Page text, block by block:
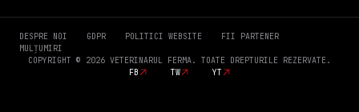
DESPRE NOI GDPR POLITICI WEBSITE
FII PARTENER
MULȚUMIRI
COPYRIGHT © 2026 VETERINARUL FERMA. TOATE DREPTURILE REZERVATE.
FB
TW YT